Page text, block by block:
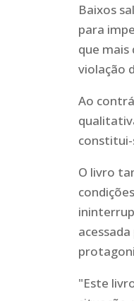
Baixos
para
que mais
violação
Ao
constitui-
O livro
"Este